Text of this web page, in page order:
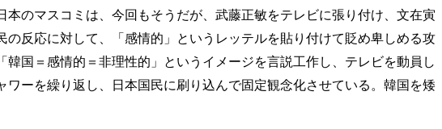
本のマスコミは、今回もそうだが、武藤正敏をテレビに張り付け、文在寅
の反応に対して、「感情的」というレッテルを貼り付けて貶め卑しめる攻
韓国＝感情的＝非理性的」というイメージを言説工作し、テレビを動員し
ワーを繰り返し、日本国民に刷り込んで固定観念化させている。韓国を矮